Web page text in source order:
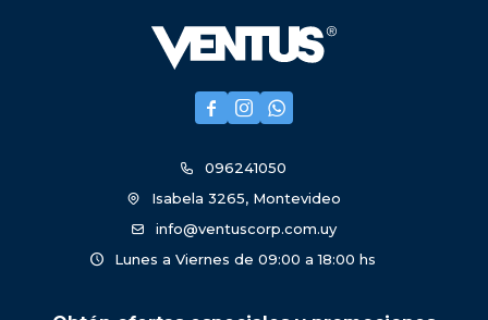
  
096241050
Isabela 3265, Montevideo
info@ventuscorp.com.uy
Lunes a Viernes de 09:00 a 18:00 hs